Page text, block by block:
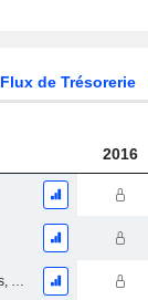
Flux de Trésorerie
2016
Coût des marchandises vendues, total